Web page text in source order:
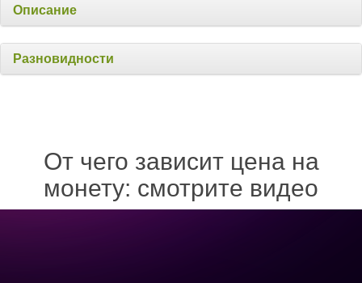
Описание
Разновидности
От чего зависит цена на
монету: смотрите видео